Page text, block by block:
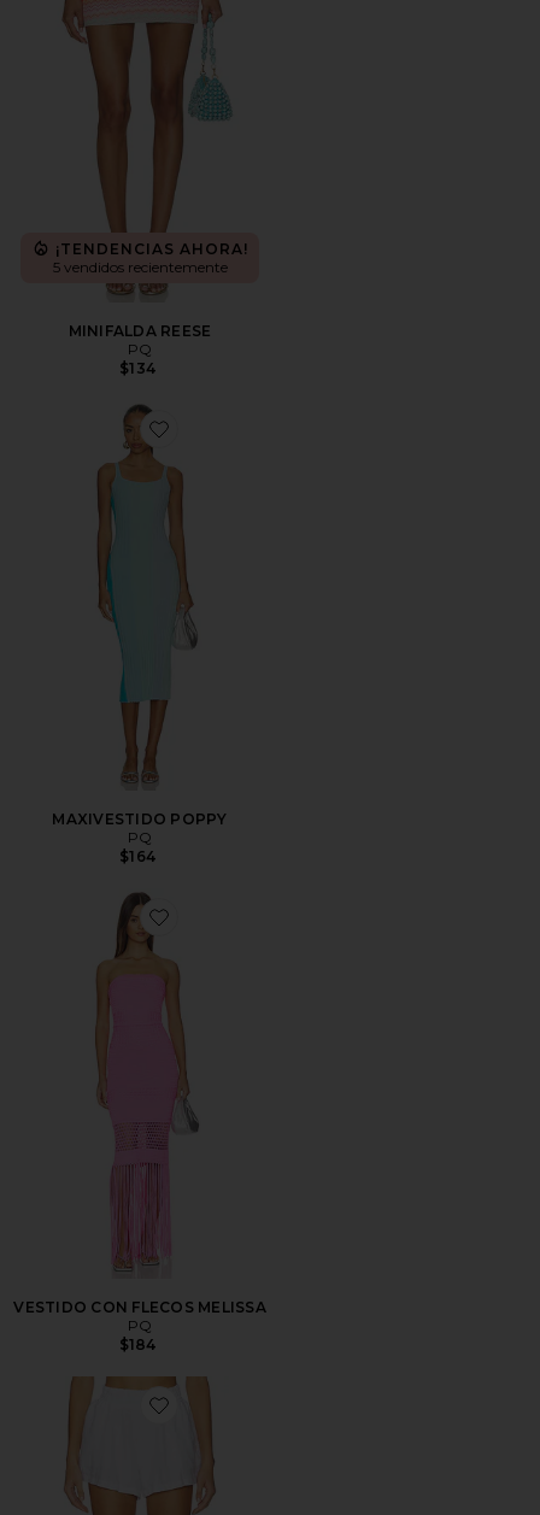
¡TENDENCIAS AHORA!
5 vendidos recientemente
MINIFALDA REESE
PQ
$134
Favorite MAXIVESTIDO POPPY
MAXIVESTIDO POPPY
PQ
$164
Favorite VESTIDO CON FLECOS MELISSA
VESTIDO CON FLECOS MELISSA
PQ
$184
Favorite SHORT DE LINO AMIRA